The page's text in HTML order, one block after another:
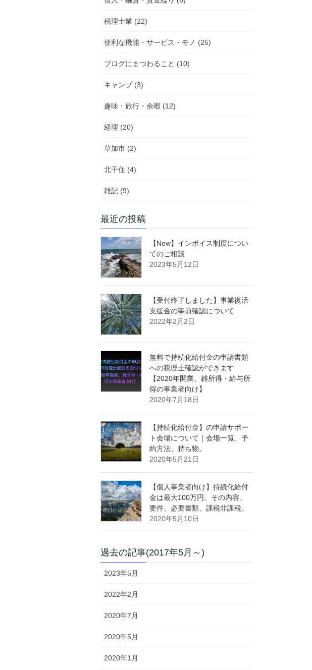
税理士業 (22)
便利な機能・サービス・モノ (25)
ブログにまつわること (10)
キャンプ (3)
趣味・旅行・余暇 (12)
経理 (20)
草加市 (2)
北千住 (4)
雑記 (9)
最近の投稿
【New】インボイス制度につい
てのご相談
2023年5月12日
【受付終了しました】事業復活
支援金の事前確認について
2022年2月2日
無料で持続化給付金の申請書類
への税理士確認ができます
【2020年開業、雑所得・給与所
得の事業者向け】
2020年7月18日
【持続化給付金】の申請サポー
ト会場について｜会場一覧、予
約方法、持ち物。
2020年5月21日
【個人事業者向け】持続化給付
金は最大100万円。その内容、
要件、必要書類、課税非課税。
2020年5月10日
過去の記事(2017年5月～)
2023年5月
2022年2月
2020年7月
2020年5月
2020年1月